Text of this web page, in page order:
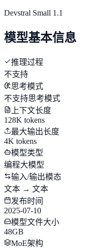
Devstral Small 1.1
模型基本信息
推理过程
不支持
思考模式
不支持思考模式
上下文长度
128K tokens
最大输出长度
4K tokens
模型类型
编程大模型
输入/输出模态
文本 → 文本
发布时间
2025-07-10
模型文件大小
48GB
MoE架构